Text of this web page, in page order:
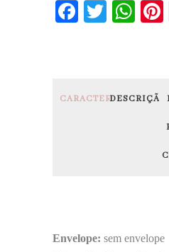
Facebook
CARACTERÍSTICAS
DESCRIÇÃO
Envelope: sem envelope